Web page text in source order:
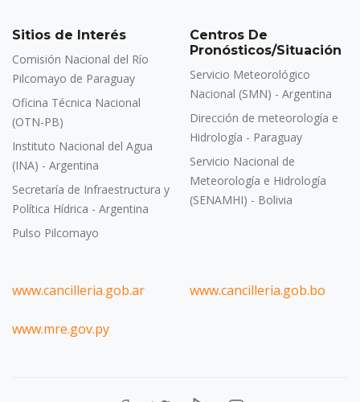
Sitios de Interés
Comisión Nacional del Río
Pilcomayo de Paraguay
Oficina Técnica Nacional
(OTN-PB)
Instituto Nacional del Agua
(INA) - Argentina
Secretaría de Infraestructura y
Política Hídrica - Argentina
Pulso Pilcomayo
Centros De
Pronósticos/Situación
Servicio Meteorológico
Nacional (SMN) - Argentina
Dirección de meteorología e
Hidrología - Paraguay
Servicio Nacional de
Meteorología e Hidrología
(SENAMHI) - Bolivia
www.cancilleria.gob.ar www.cancilleria.gob.bo
www.mre.gov.py